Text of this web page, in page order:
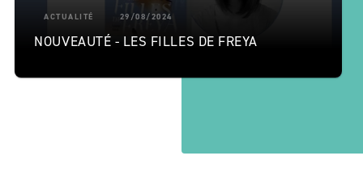
ACTUALITÉ 29/08/2024
NOUVEAUTÉ - LES FILLES DE FREYA